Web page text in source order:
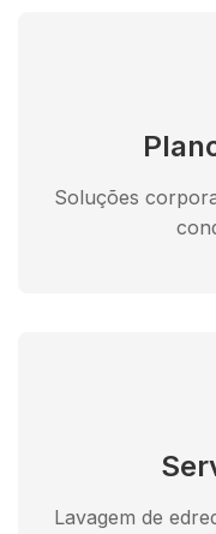
Soluções
Lavagem de